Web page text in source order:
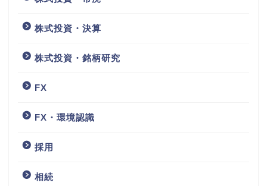
株式投資・決算
株式投資・銘柄研究
FX
FX・環境認識
採用
相続